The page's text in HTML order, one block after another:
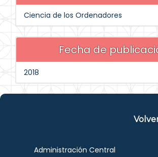
Ciencia de los Ordenadores
Fecha de
2018
Administración Central